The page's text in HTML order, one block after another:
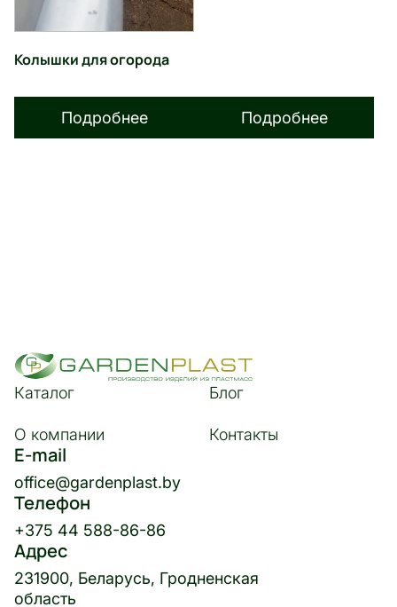
Колышки для огорода
Подробнее Подробнее
Каталог Блог
О компании Контакты
E-mail
office@gardenplast.by
Телефон
+375 44 588-86-86
Адрес
231900, Беларусь, Гродненская
область